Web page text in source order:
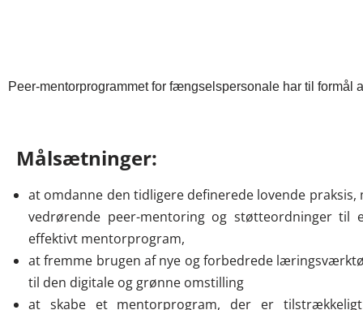
Peer-mentorprogrammet for fængselspersonale har til
Målsætninger:
at omdanne den tidligere definerede lovende
vedrørende peer-mentoring og støtteordninger til
effektivt mentorprogram,
at fremme brugen af nye og forbedrede
til den digitale og grønne omstilling
at skabe et mentorprogram, der er